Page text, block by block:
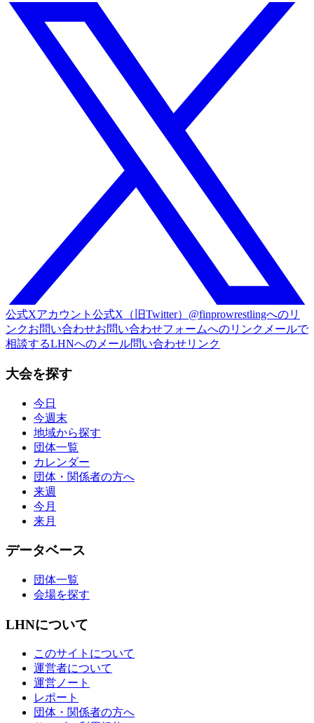
公式Xアカウント 公式X（旧Twitter）@finprowrestlingへのリ
ンクお問い合わせお問い合わせフォームへのリンク メールで
相談するLHNへのメール問い合わせリンク
大会を探す
今日
今週末
地域から探す
団体一覧
カレンダー
団体・関係者の方へ
来週
今月
来月
データベース
団体一覧
会場を探す
LHNについて
このサイトについて
運営者について
運営ノート
レポート
団体・関係者の方へ